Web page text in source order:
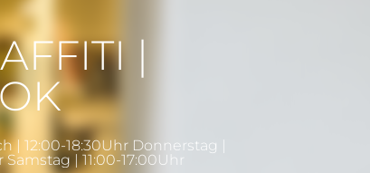
|
| 12:00-18:30Uhr Donnerstag |
| 11:00-17:00Uhr